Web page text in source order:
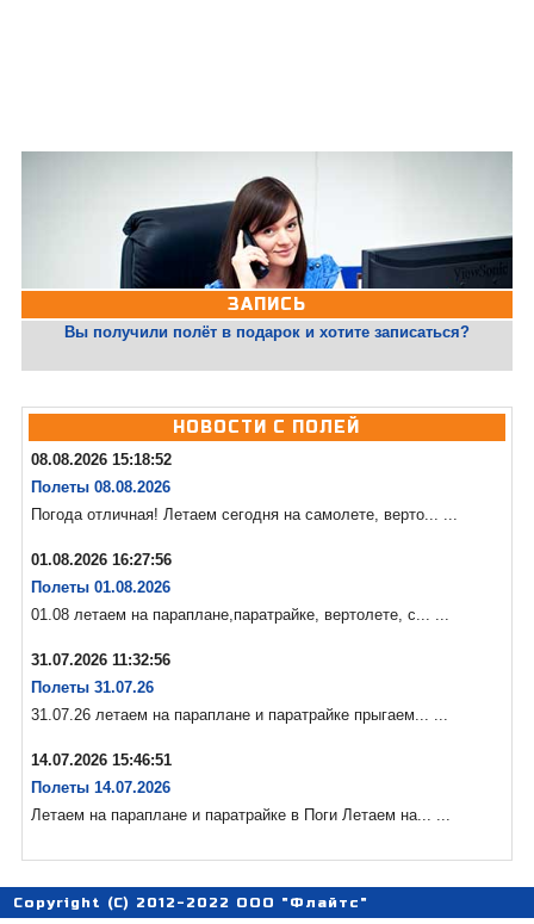
ЗАПИСЬ
Вы получили полёт в подарок и хотите записаться?
НОВОСТИ С ПОЛЕЙ
08.08.2026 15:18:52
Полеты 08.08.2026
Погода отличная! Летаем сегодня на самолете, верто... ...
01.08.2026 16:27:56
Полеты 01.08.2026
01.08 летаем на параплане,паратрайке, вертолете, с... ...
31.07.2026 11:32:56
Полеты 31.07.26
31.07.26 летаем на параплане и паратрайке прыгаем... ...
14.07.2026 15:46:51
Полеты 14.07.2026
Летаем на параплане и паратрайке в Поги Летаем на... ...
Copyright (C) 2012-2022 ООО "Флайтс"